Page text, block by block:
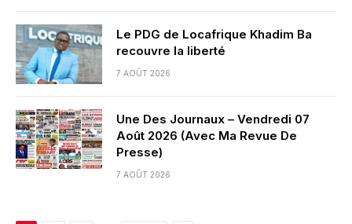
Le PDG de Locafrique Khadim Ba
recouvre la liberté
7 AOÛT 2026
Une Des Journaux – Vendredi 07
Août 2026 (Avec Ma Revue De
Presse)
7 AOÛT 2026